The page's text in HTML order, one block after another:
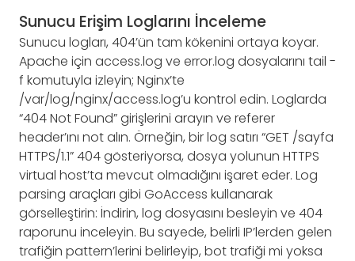
Sunucu Erişim Loglarını İnceleme
Sunucu logları, 404’ün tam kökenini ortaya koyar.
Apache için access.log ve error.log dosyalarını tail -
f komutuyla izleyin; Nginx’te
/var/log/nginx/access.log’u kontrol edin. Loglarda
“404 Not Found” girişlerini arayın ve referer
header’ını not alın. Örneğin, bir log satırı “GET /sayfa
HTTPS/1.1” 404 gösteriyorsa, dosya yolunun HTTPS
virtual host’ta mevcut olmadığını işaret eder. Log
parsing araçları gibi GoAccess kullanarak
görselleştirin: İndirin, log dosyasını besleyin ve 404
raporunu inceleyin. Bu sayede, belirli IP’lerden gelen
trafiğin pattern’lerini belirleyip, bot trafiği mi yoksa